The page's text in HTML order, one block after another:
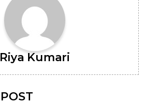
Riya Kumari
POST